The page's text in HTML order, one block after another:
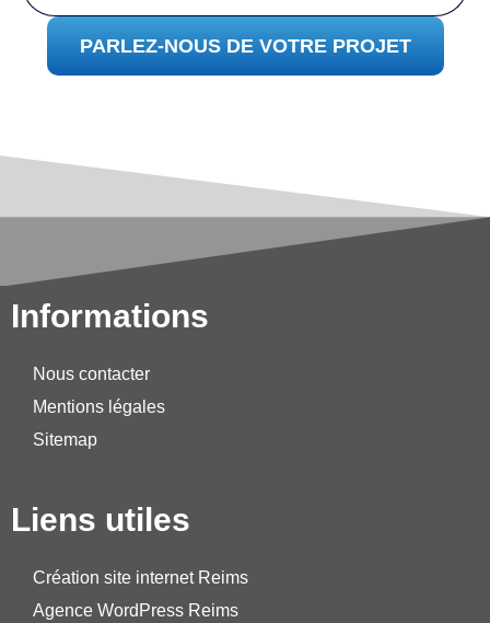
PARLEZ-NOUS DE VOTRE PROJET
Informations
Nous contacter
Mentions légales
Sitemap
Liens utiles
Création site internet Reims
Agence WordPress Reims